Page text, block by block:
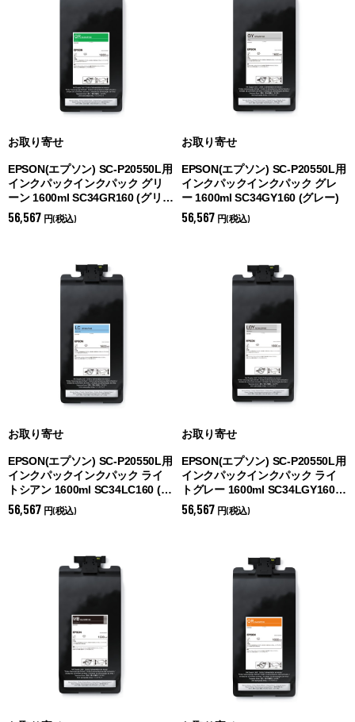
お取り寄せ
EPSON(エプソン) SC-P20550L用
インクパックインクパック グリ
ーン 1600ml SC34GR160 (グリー
ン)
56,567 円(税込)
お取り寄せ
EPSON(エプソン) SC-P20550L用
インクパックインクパック グレ
ー 1600ml SC34GY160 (グレー)
56,567 円(税込)
お取り寄せ
EPSON(エプソン) SC-P20550L用
インクパックインクパック ライ
トシアン 1600ml SC34LC160 (ラ
イトシアン)
56,567 円(税込)
お取り寄せ
EPSON(エプソン) SC-P20550L用
インクパックインクパック ライ
トグレー 1600ml SC34LGY160
(ライトグレー)
56,567 円(税込)